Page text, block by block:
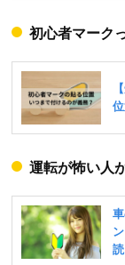
初心者マーク
運転が怖い人